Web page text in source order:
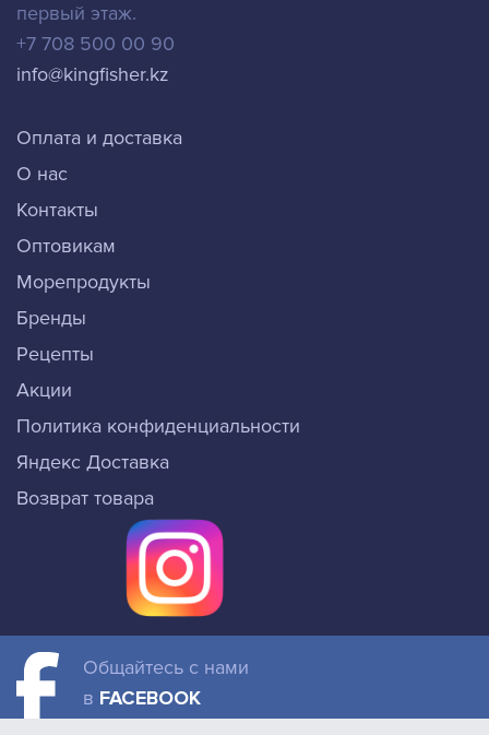
первый этаж.
+7 708 500 00 90
info@kingfisher.kz
Оплата и доставка
О нас
Контакты
Оптовикам
Морепродукты
Бренды
Рецепты
Акции
Политика конфиденциальности
Яндекс Доставка
Возврат товара
Общайтесь с нами
в FACEBOOK